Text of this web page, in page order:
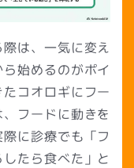
は、一気に変え
始めるのがポイ
コオロギにフー
フードに動きを
に診療でも「フ
たら食べた」と